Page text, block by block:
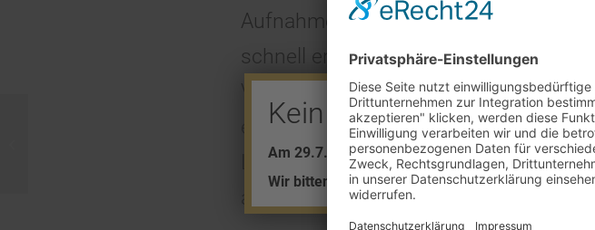
Aufnahmen der
schnell ermittelt werden. Des
Versicherungsbüro geplündert
entwendet zu haben. Bei der
Lebensgefährtin wurde
auch der Einbruch in das
Kein Barverkaufstag am
Am 29.7. + 5.8. findet unser Barverkaufstag in
Wir bitten um Ihr Verständnis!